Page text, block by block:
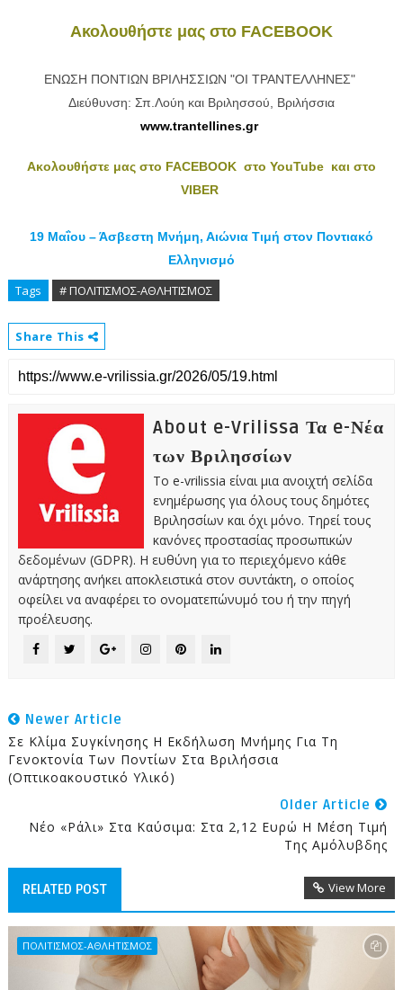
Ακολουθήστε μας στο FACEBOOK
ΕΝΩΣΗ ΠΟΝΤΙΩΝ ΒΡΙΛΗΣΣΙΩΝ "ΟΙ ΤΡΑΝΤΕΛΛΗΝΕΣ"
Διεύθυνση: Σπ.Λούη και Βριλησσού, Βριλήσσια
www.trantellines.gr
Ακολουθήστε μας στο FACEBOOK στο YouTube και στο
VIBER
19 Μαΐου – Άσβεστη Μνήμη, Αιώνια Τιμή στον Ποντιακό
Ελληνισμό
Tags # ΠΟΛΙΤΙΣΜΟΣ-ΑΘΛΗΤΙΣΜΟΣ
Share This
About e-Vrilissa Τα e-Νέα
των Βριλησσίων
Το e-vrilissia είναι μια ανοιχτή σελίδα
ενημέρωσης για όλους τους δημότες
Βριλησσίων και όχι μόνο. Τηρεί τους
κανόνες προστασίας προσωπικών
δεδομένων (GDPR). Η ευθύνη για το περιεχόμενο κάθε
ανάρτησης ανήκει αποκλειστικά στον συντάκτη, ο οποίος
οφείλει να αναφέρει το ονοματεπώνυμό του ή την πηγή
προέλευσης.
Newer Article
Σε Κλίμα Συγκίνησης Η Εκδήλωση Μνήμης Για Τη
Γενοκτονία Των Ποντίων Στα Βριλήσσια
(Οπτικοακουστικό Υλικό)
Older Article
Νέο «ράλι» Στα Καύσιμα: Στα 2,12 Ευρώ Η Μέση Τιμή
Της Αμόλυβδης
RELATED POST View More
ΠΟΛΙΤΙΣΜΟΣ-ΑΘΛΗΤΙΣΜΟΣ